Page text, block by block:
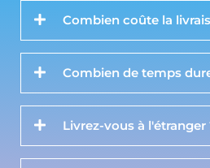
Combien coûte la
Combien de temps
Livrez-vous à l'étranger